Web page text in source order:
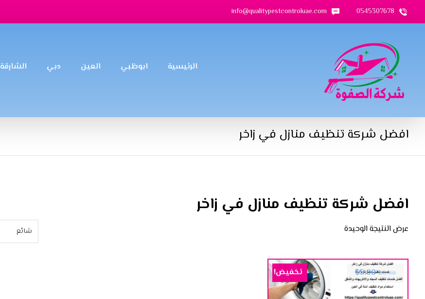
0545307678
info@qualitypestcontroluae.com
الرئيسية ابوظبي العين دبي الشارقة
افضل شركة تنظيف منازل في زاخر
افضل شركة تنظيف منازل في زاخر
عرض النتيجة الوحيدة
$10.00
$5.00 تخفيض!